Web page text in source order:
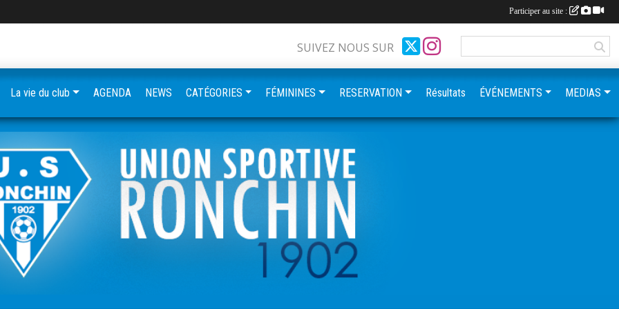
SUIVEZ NOUS SUR
La vie du club AGENDA NEWS CATÉGORIES FÉMININES RESERVATION Résultats ÉVÉNEMENTS MEDIAS
Participer au site :